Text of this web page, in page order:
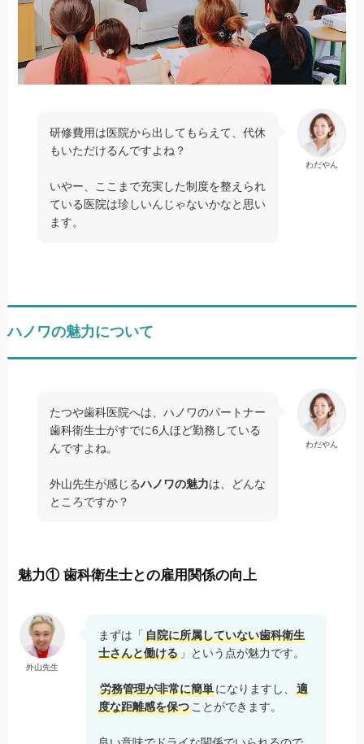
わだやん
研修費用は医院から出してもらえて、代休
もいただけるんですよね？
いやー、ここまで充実した制度を整えられ
ている医院は珍しいんじゃないかなと思い
ます。
ハノワの魅力について
わだやん
たつや歯科医院へは、ハノワのパートナー
歯科衛生士がすでに6人ほど勤務している
んですよね。
外山先生が感じるハノワの魅力は、どんな
ところですか？
魅力① 歯科衛生士との雇用関係の向上
外山先生
まずは「 自院に所属していない歯科衛生
士さんと働ける」という点が魅力です。
労務管理が非常に簡単になりますし、
適
度な距離感を保つことができます。